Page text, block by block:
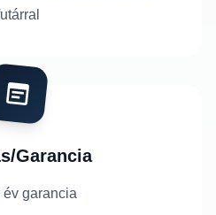
Garancia
év garancia